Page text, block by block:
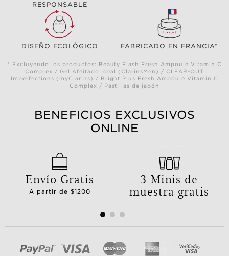
RESPONSABLE
DISEÑO ECOLÓGICO FABRICADO EN FRANCIA*
* Excluyendo los productos: Beauty Flash Fresh Ampoule Vitamin C
Complex / Gel Afeitado Ideal (ClarinsMen) / CLEAR-OUT
Imperfections (myClarins) / Bright Plus Fresh Ampoule Vitamin C
Complex / Pastillas de jabón
BENEFICIOS EXCLUSIVOS
ONLINE
Envío Gratis
A partir de $1200
3 Minis de
muestra gratis